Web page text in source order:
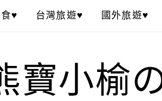
♥ 台灣旅遊♥ 國外旅遊♥
寶小榆